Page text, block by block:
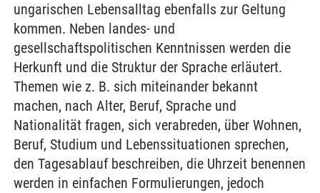
ungarischen Lebensalltag ebenfalls zur Geltung
kommen. Neben landes- und
gesellschaftspolitischen Kenntnissen werden die
Herkunft und die Struktur der Sprache erläutert.
Themen wie z. B. sich miteinander bekannt
machen, nach Alter, Beruf, Sprache und
Nationalität fragen, sich verabreden, über Wohnen,
Beruf, Studium und Lebenssituationen sprechen,
den Tagesablauf beschreiben, die Uhrzeit benennen
werden in einfachen Formulierungen, jedoch